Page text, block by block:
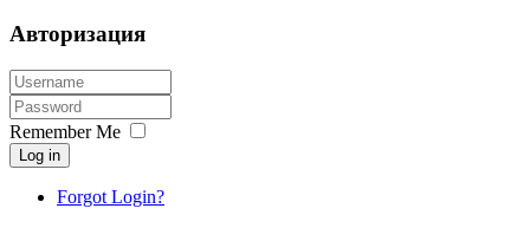
Авторизация
Remember Me
Log in
Forgot Login?